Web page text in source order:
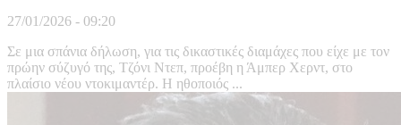
27/01/2026 - 09:20
Σε μια σπάνια δήλωση, για τις δικαστικές διαμάχες που είχε με τον
πρώην σύζυγό της, Τζόνι Ντεπ, προέβη η Άμπερ Χερντ, στο
πλαίσιο νέου ντοκιμαντέρ. Η ηθοποιός ...